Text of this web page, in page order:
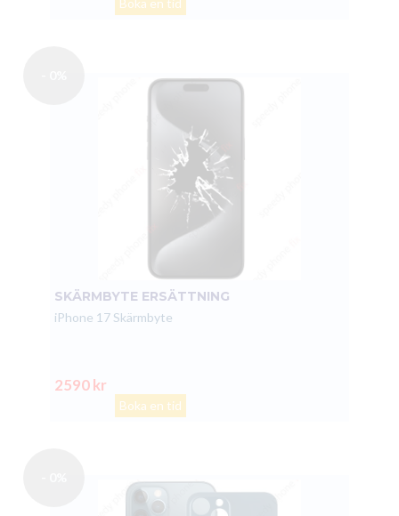
Boka en tid
SKÄRMBYTE ERSÄTTNING
iPhone 17 Skärmbyte
2590 kr
Boka en tid